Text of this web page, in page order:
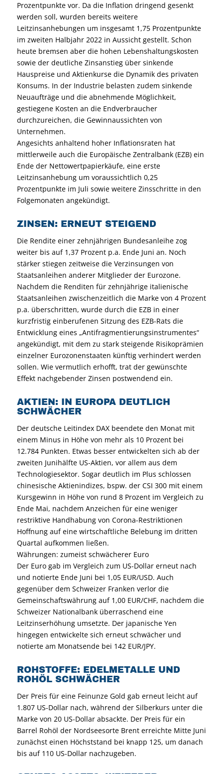
Prozentpunkte vor. Da die Inflation dringend gesenkt
werden soll, wurden bereits weitere
Leitzinsanhebungen um insgesamt 1,75 Prozentpunkte
im zweiten Halbjahr 2022 in Aussicht gestellt. Schon
heute bremsen aber die hohen Lebenshaltungskosten
sowie der deutliche Zinsanstieg über sinkende
Hauspreise und Aktienkurse die Dynamik des privaten
Konsums. In der Industrie belasten zudem sinkende
Neuaufträge und die abnehmende Möglichkeit,
gestiegene Kosten an die Endverbraucher
durchzureichen, die Gewinnaussichten von
Unternehmen.
Angesichts anhaltend hoher Inflationsraten hat
mittlerweile auch die Europäische Zentralbank (EZB) ein
Ende der Nettowertpapierkäufe, eine erste
Leitzinsanhebung um voraussichtlich 0,25
Prozentpunkte im Juli sowie weitere Zinsschritte in den
Folgemonaten angekündigt.
ZINSEN: ERNEUT STEIGEND
Die Rendite einer zehnjährigen Bundesanleihe zog
weiter bis auf 1,37 Prozent p.a. Ende Juni an. Noch
stärker stiegen zeitweise die Verzinsungen von
Staatsanleihen anderer Mitglieder der Eurozone.
Nachdem die Renditen für zehnjährige italienische
Staatsanleihen zwischenzeitlich die Marke von 4 Prozent
p.a. überschritten, wurde durch die EZB in einer
kurzfristig einberufenen Sitzung des EZB-Rats die
Entwicklung eines „Antifragmentierungsinstrumentes“
angekündigt, mit dem zu stark steigende Risikoprämien
einzelner Eurozonenstaaten künftig verhindert werden
sollen. Wie vermutlich erhofft, trat der gewünschte
Effekt nachgebender Zinsen postwendend ein.
AKTIEN: IN EUROPA DEUTLICH
SCHWÄCHER
Der deutsche Leitindex DAX beendete den Monat mit
einem Minus in Höhe von mehr als 10 Prozent bei
12.784 Punkten. Etwas besser entwickelten sich ab der
zweiten Junihälfte US-Aktien, vor allem aus dem
Technologiesektor. Sogar deutlich im Plus schlossen
chinesische Aktienindizes, bspw. der CSI 300 mit einem
Kursgewinn in Höhe von rund 8 Prozent im Vergleich zu
Ende Mai, nachdem Anzeichen für eine weniger
restriktive Handhabung von Corona-Restriktionen
Hoffnung auf eine wirtschaftliche Belebung im dritten
Quartal aufkommen ließen.
Währungen: zumeist schwächerer Euro
Der Euro gab im Vergleich zum US-Dollar erneut nach
und notierte Ende Juni bei 1,05 EUR/USD. Auch
gegenüber dem Schweizer Franken verlor die
Gemeinschaftswährung auf 1,00 EUR/CHF, nachdem die
Schweizer Nationalbank überraschend eine
Leitzinserhöhung umsetzte. Der japanische Yen
hingegen entwickelte sich erneut schwächer und
notierte am Monatsende bei 142 EUR/JPY.
ROHSTOFFE: EDELMETALLE UND
ROHÖL SCHWÄCHER
Der Preis für eine Feinunze Gold gab erneut leicht auf
1.807 US-Dollar nach, während der Silberkurs unter die
Marke von 20 US-Dollar absackte. Der Preis für ein
Barrel Rohöl der Nordseesorte Brent erreichte Mitte Juni
zunächst einen Höchststand bei knapp 125, um danach
bis auf 110 US-Dollar nachzugeben.